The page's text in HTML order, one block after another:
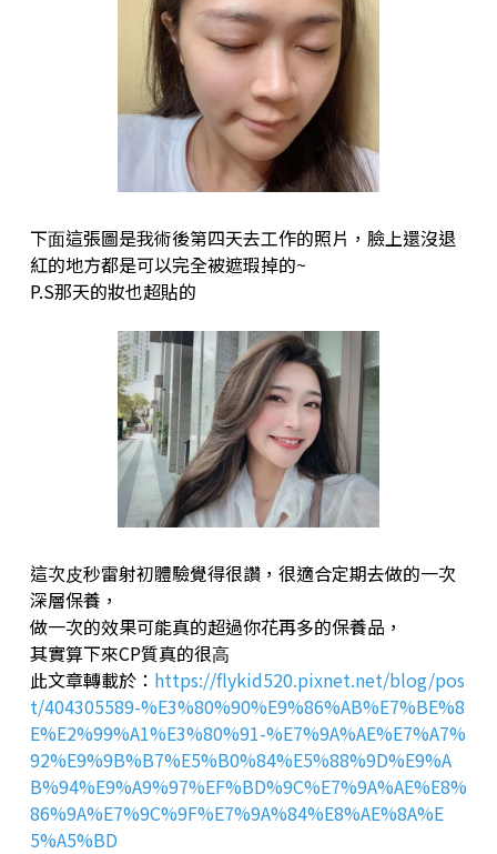
下⾯這張圖是我術後第四天去⼯作的照片，臉上還沒退
紅的地⽅都是可以完全被遮瑕掉的~
P.S那天的妝也超貼的
這次⽪秒雷射初體驗覺得很讚，很適合定期去做的⼀次
深層保養，
做⼀次的效果可能真的超過你花再多的保養品，
其實算下來CP質真的很⾼
此文章轉載於： https://flykid520.pixnet.net/blog/pos
t/404305589-%E3%80%90%E9%86%AB%E7%BE%8
E%E2%99%A1%E3%80%91-%E7%9A%AE%E7%A7%
92%E9%9B%B7%E5%B0%84%E5%88%9D%E9%A
B%94%E9%A9%97%EF%BD%9C%E7%9A%AE%E8%
86%9A%E7%9C%9F%E7%9A%84%E8%AE%8A%E
5%A5%BD